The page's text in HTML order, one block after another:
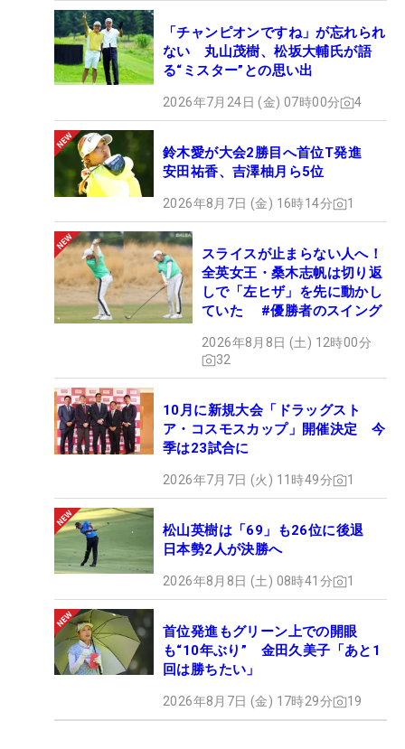
「チャンピオンですね」が忘れられ
ない 丸山茂樹、松坂大輔氏が語
る“ミスター”との思い出
2026年7月24日 (金) 07時00分 4
鈴木愛が大会2勝目へ首位T発進
安田祐香、吉澤柚月ら5位
2026年8月7日 (金) 16時14分 1
スライスが止まらない人へ！
全英女王・桑木志帆は切り返
しで「左ヒザ」を先に動かし
ていた #優勝者のスイング
2026年8月8日 (土) 12時00分
32
10月に新規大会「ドラッグスト
ア・コスモスカップ」開催決定 今
季は23試合に
2026年7月7日 (火) 11時49分 1
松山英樹は「69」も26位に後退
日本勢2人が決勝へ
2026年8月8日 (土) 08時41分 1
首位発進もグリーン上での開眼
も“10年ぶり” 金田久美子「あと1
回は勝ちたい」
2026年8月7日 (金) 17時29分 19